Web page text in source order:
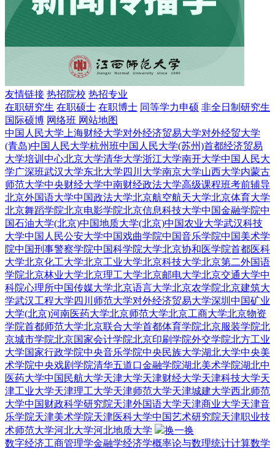
友情链接 热招院校 热招专业
在职研究生 在职硕士 在职博士 同等学力申硕 非全日制研究生
国际硕博 网络班 网站地图
中国人民大学 上海财经大学对外经济贸易大学对外经贸大学
(青岛)中国人民大学杭州班中国人民大学(苏州)首都经济贸易
大学培训中心北京大学清华大学浙江大学南开大学中国人民大
学广深班武汉大学东北大学 四川大学南京大学山西大学内蒙古
师范大学中央财经大学中南财经政法大学高级课程班考前辅导
北京外国语大学中国政法大学北京航空航天大学北京体育大学
北京舞蹈学院北京电影学院北京信息科技大学中国金融学院中
国石油大学(北京)中国地质大学(北京)中国农业大学武汉科技
大学中国人民公安大学中国戏曲学院中国音乐学院中国美术学
院中国刑事警察学院中国科学院大学北京协和医学院首都医科
大学北京化工大学北京工业大学北京科技大学北京第二外国语
学院北京林业大学北京理工大学北京邮电大学北京交通大学中
科院心理所中国传媒大学北京语言大学北京农学院北京建筑大
学武汉工程大学 四川师范大学对外经济贸易大学深圳 中国矿业
大学(北京)河南医药大学北京师范大学北京工商大学北京物资
学院首都师范大学北京联合大学首都体育学院北京服装学院北
京城市学院北京国家会计学院北京印刷学院外交学院北方工业
大学国家行政学院中央音乐学院中央民族大学湖北大学中央美
术学院中央戏剧学院清华五道口金融学院湖北美术学院湖北中
医药大学中国民航大学天津大学天津财经大学天津科技大学天
津工业大学天津理工大学天津师范大学天津城建大学西北师范
大学中国财政科学研究院天津外国语大学天津商业大学天津音
乐学院天津美术学院天津医科大学中国艺术研究院天津职业技
术师范大学河北大学河北地质大学
换一换
数字经济工商管理学金融学经济学概率论与数理统计计算数学